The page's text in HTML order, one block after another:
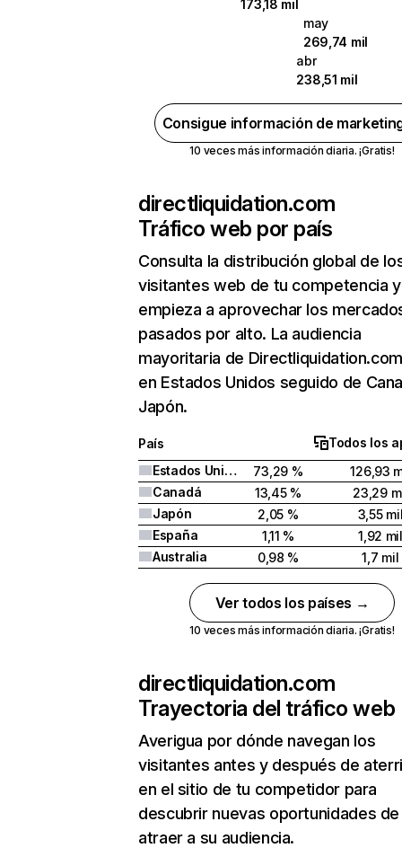
173,18 mil
may
269,74 mil
abr
238,51 mil
Consigue información de
10 veces más información diaria. ¡Gratis!
directliquidation.com
Tráfico web por país
Consulta la distribución global de
visitantes web de tu competencia y
empieza a aprovechar los
pasados por alto. La audiencia
mayoritaria de
en Estados Unidos seguido de
Japón.
País
Todos los
Estados Unidos
73,29 %
126,93
Canadá
13,45 %
23,29
Japón
2,05 %
3,55
España
1,11 %
1,92 mil
Australia
0,98 % 1,7 mil
Ver todos los países →
10 veces más información diaria. ¡Gratis!
directliquidation.com
Trayectoria del tráfico web
Averigua por dónde navegan los
visitantes antes y después de
en el sitio de tu competidor para
descubrir nuevas oportunidades de
atraer a su audiencia.